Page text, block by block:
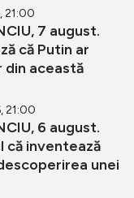
21:00
7 august.
că Putin ar
această
21:00
6 august.
că inventează
unei